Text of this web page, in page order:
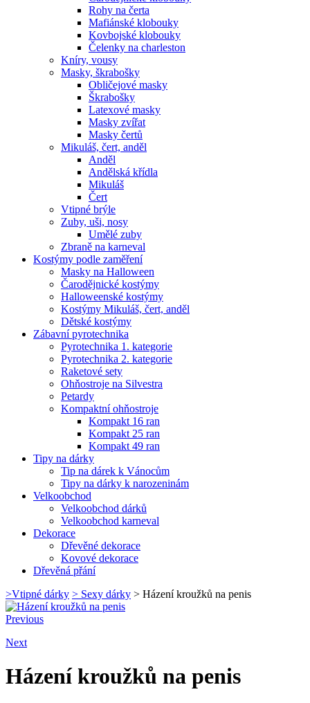
Rohy na čerta
Mafiánské klobouky
Kovbojské klobouky
Čelenky na charleston
Kníry, vousy
Masky, škrabošky
Obličejové masky
Škrabošky
Latexové masky
Masky zvířat
Masky čertů
Mikuláš, čert, anděl
Anděl
Andělská křídla
Mikuláš
Čert
Vtipné brýle
Zuby, uši, nosy
Umělé zuby
Zbraně na karneval
Kostýmy podle zaměření
Masky na Halloween
Čarodějnické kostýmy
Halloweenské kostýmy
Kostýmy Mikuláš, čert, anděl
Dětské kostýmy
Zábavní pyrotechnika
Pyrotechnika 1. kategorie
Pyrotechnika 2. kategorie
Raketové sety
Ohňostroje na Silvestra
Petardy
Kompaktní ohňostroje
Kompakt 16 ran
Kompakt 25 ran
Kompakt 49 ran
Tipy na dárky
Tip na dárek k Vánocům
Tipy na dárky k narozeninám
Velkoobchod
Velkoobchod dárků
Velkoobchod karneval
Dekorace
Dřevěné dekorace
Kovové dekorace
Dřevěná přání
>Vtipné dárky > Sexy dárky > Házení kroužků na penis
Previous
Next
Házení kroužků na penis